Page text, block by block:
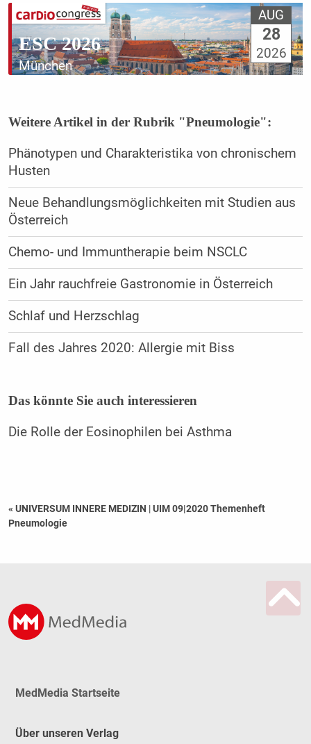
ESC 2026
München
AUG
28
2026
Weitere Artikel in der Rubrik "Pneumologie":
Phänotypen und Charakteristika von chronischem
Husten
Neue Behandlungsmöglichkeiten mit Studien aus
Österreich
Chemo- und Immuntherapie beim NSCLC
Ein Jahr rauchfreie Gastronomie in Österreich
Schlaf und Herzschlag
Fall des Jahres 2020: Allergie mit Biss
Das könnte Sie auch interessieren
Die Rolle der Eosinophilen bei Asthma
« UNIVERSUM INNERE MEDIZIN |UIM 09|2020 Themenheft
Pneumologie
MedMedia Startseite
Über unseren Verlag